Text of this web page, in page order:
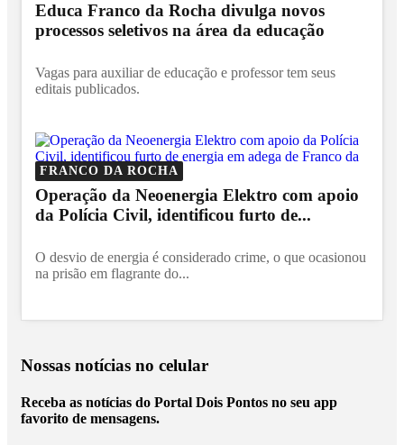
Educa Franco da Rocha divulga novos
processos seletivos na área da educação
Vagas para auxiliar de educação e professor tem seus
editais publicados.
FRANCO DA ROCHA
Operação da Neoenergia Elektro com apoio
da Polícia Civil, identificou furto de...
O desvio de energia é considerado crime, o que ocasionou
na prisão em flagrante do...
Nossas notícias no celular
Receba as notícias do Portal Dois Pontos no seu app
favorito de mensagens.